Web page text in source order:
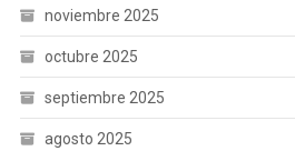
noviembre 2025
octubre 2025
septiembre 2025
agosto 2025